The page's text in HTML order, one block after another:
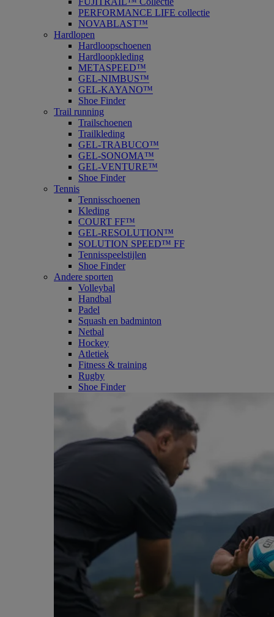
PERFORMANCE LIFE collectie
NOVABLAST™
Hardlopen
Hardloopschoenen
Hardloopkleding
METASPEED™
GEL-NIMBUS™
GEL-KAYANO™
Shoe Finder
Trail running
Trailschoenen
Trailkleding
GEL-TRABUCO™
GEL-SONOMA™
GEL-VENTURE™
Shoe Finder
Tennis
Tennisschoenen
Kleding
COURT FF™
GEL-RESOLUTION™
SOLUTION SPEED™ FF
Tennisspeelstijlen
Shoe Finder
Andere sporten
Volleybal
Handbal
Padel
Squash en badminton
Netbal
Hockey
Atletiek
Fitness & training
Rugby
Shoe Finder